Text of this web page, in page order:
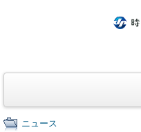
ニュース